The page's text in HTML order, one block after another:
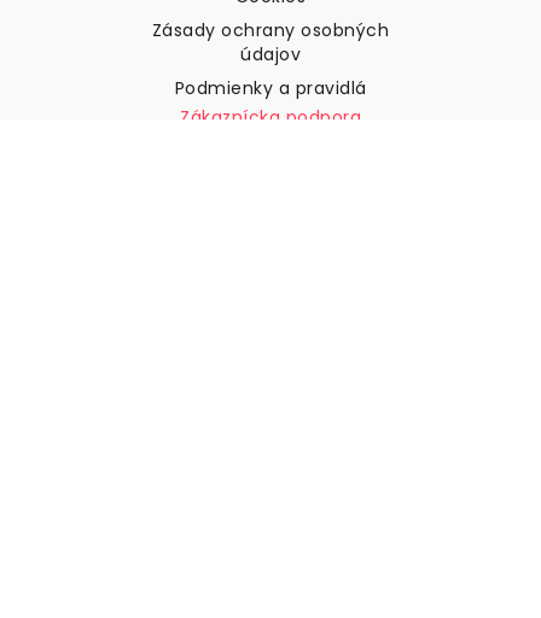
Zásady ochrany osobných
údajov
Podmienky a pravidlá
Zákaznícka podpora